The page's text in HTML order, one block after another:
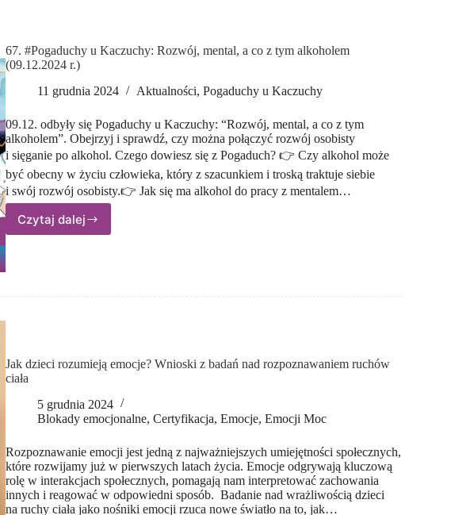
67. #Pogaduchy u Kaczuchy: Rozwój, mental, a co z tym alkoholem
(09.12.2024 r.)
11 grudnia 2024
Aktualności, Pogaduchy u Kaczuchy
09.12. odbyły się Pogaduchy u Kaczuchy: “Rozwój, mental, a co z tym
alkoholem”. Obejrzyj i sprawdź, czy można połączyć rozwój osobisty
i sięganie po alkohol. Czego dowiesz się z Pogaduch? 👉 Czy alkohol może
być obecny w życiu człowieka, który z szacunkiem i troską traktuje siebie
i swój rozwój osobisty.👉 Jak się ma alkohol do pracy z mentalem…
Czytaj dalej
67.
a co z tym
Jak dzieci rozumieją emocje? Wnioski z badań nad rozpoznawaniem ruchów
ciała
5 grudnia 2024
Blokady emocjonalne, Certyfikacja, Emocje, Emocji Moc
Rozpoznawanie emocji jest jedną z najważniejszych umiejętności społecznych,
które rozwijamy już w pierwszych latach życia. Emocje odgrywają kluczową
rolę w interakcjach społecznych, pomagają nam interpretować zachowania
innych i reagować w odpowiedni sposób. Badanie nad wrażliwością dzieci
na ruchy ciała jako nośniki emocji rzuca nowe światło na to, jak…